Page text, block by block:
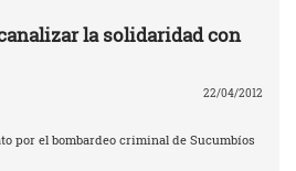
la solidaridad con
22/04/2012
por el bombardeo criminal de Sucumbíos